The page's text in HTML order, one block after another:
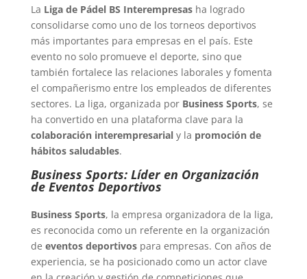
La Liga de Pádel BS Interempresasha logrado
consolidarse como uno de los torneos deportivos
más importantes para empresas en el país. Este
evento no solo promueve el deporte, sino que
también fortalece las relaciones laborales y fomenta
el compañerismo entre los empleados de diferentes
sectores. La liga, organizada por Business Sports, se
ha convertido en una plataforma clave para la
colaboración interempresarialy la promoción de
hábitos saludables.
Business Sports: Líder en Organización
de Eventos Deportivos
Business Sports, la empresa organizadora de la liga,
es reconocida como un referente en la organización
de eventos deportivospara empresas. Con años de
experiencia, se ha posicionado como un actor clave